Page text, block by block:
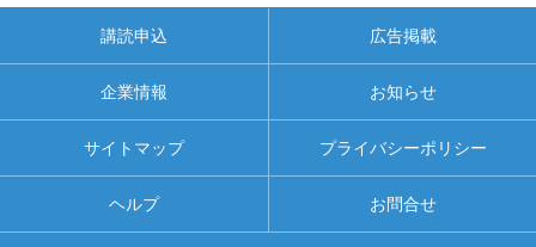
講読申込 広告掲載
企業情報 お知らせ
サイトマップ プライバシーポリシー
ヘルプ お問合せ